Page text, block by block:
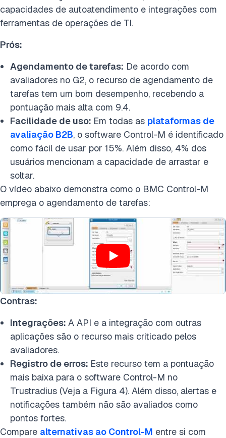
capacidades de autoatendimento e integrações com
ferramentas de operações de TI.
Prós:
Agendamento de tarefas: De acordo com
avaliadores no G2, o recurso de agendamento de
tarefas tem um bom desempenho, recebendo a
pontuação mais alta com 9.4.
Facilidade de uso: Em todas as plataformas de
avaliação B2B, o software Control-M é identificado
como fácil de usar por 15%. Além disso, 4% dos
usuários mencionam a capacidade de arrastar e
soltar.
O vídeo abaixo demonstra como o BMC Control-M
emprega o agendamento de tarefas:
Contras:
Integrações: A API e a integração com outras
aplicações são o recurso mais criticado pelos
avaliadores.
Registro de erros: Este recurso tem a pontuação
mais baixa para o software Control-M no
Trustradius (Veja a Figura 4). Além disso, alertas e
notificações também não são avaliados como
pontos fortes.
Compare alternativas ao Control-M entre si com